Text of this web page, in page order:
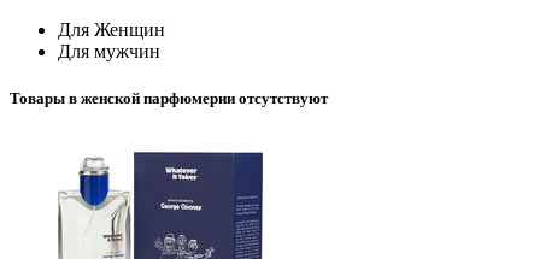
Для Женщин
Для мужчин
Товары в женской парфюмерии отсутствуют